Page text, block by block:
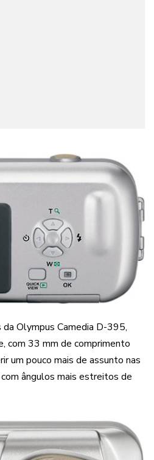
Olympus Camedia D-395,
com 33 mm de comprimento
um pouco mais de assunto nas
ângulos mais estreitos de